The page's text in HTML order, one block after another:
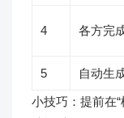
4 各方完
5 自动生
小技巧：提前在